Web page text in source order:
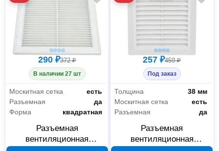
290 ₽372 ₽
В наличии 27 шт
Москитная сетка
есть
Разъемная
да
Форма
квадратная
Разъемная
вентиляционная
257 ₽459 ₽
Под заказ
Толщина
38 мм
Москитная сетка
есть
Разъемная
да
Разъемная
вентиляционная